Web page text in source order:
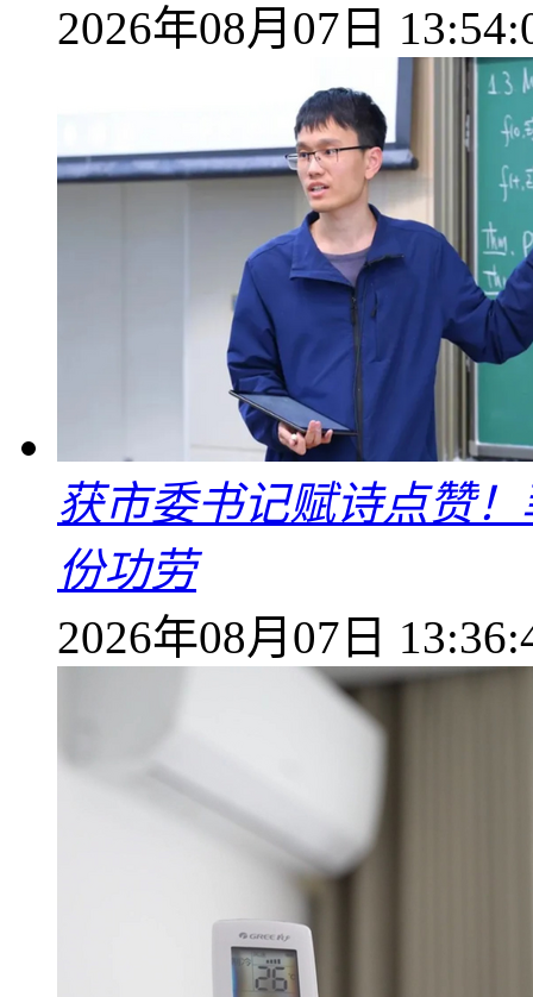
2026年08月07日
获市委书记赋诗点赞
份功劳
2026年08月07日